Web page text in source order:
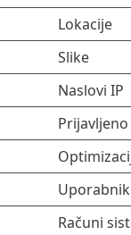
Lokacije
Slike
Naslovi IP
Računi